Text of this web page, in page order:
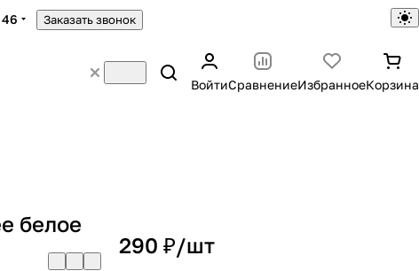
46 Заказать звонок
ВойтиСравнениеИзбранноеКорзина
белое
290 ₽/шт